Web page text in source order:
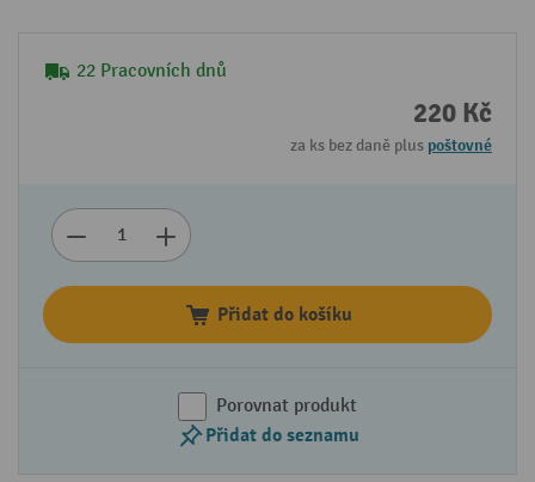
22 Pracovních dnů
220 Kč
za ks bez daně plus poštovné
Přidat do košíku
Porovnat produkt
Přidat do seznamu